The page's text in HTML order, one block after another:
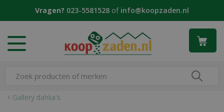
Gallery dahlia's
Vragen? 023-5581528 of info@koopzaden.nl